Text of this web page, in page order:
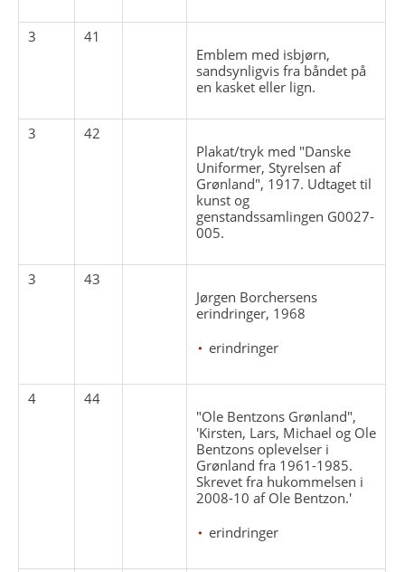
3
41
Emblem med isbjørn,
sandsynligvis fra båndet på
en kasket eller lign.
3
42
Plakat/tryk med "Danske
Uniformer, Styrelsen af
Grønland", 1917. Udtaget til
kunst og
genstandssamlingen G0027-
005.
3
43
Jørgen Borchersens
erindringer, 1968
erindringer
4
44
"Ole Bentzons Grønland",
'Kirsten, Lars, Michael og Ole
Bentzons oplevelser i
Grønland fra 1961-1985.
Skrevet fra hukommelsen i
2008-10 af Ole Bentzon.'
erindringer